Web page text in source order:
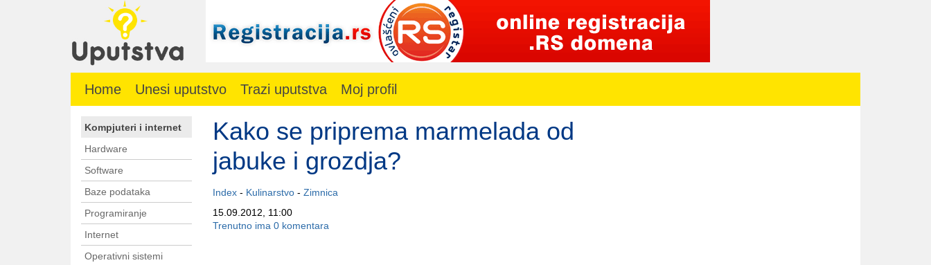
Home Unesi uputstvo Trazi uputstva Moj profil
Kako se priprema marmelada od
jabuke i grozdja?
Index - Kulinarstvo - Zimnica
15.09.2012, 11:00
Trenutno ima 0 komentara
Kompjuteri i internet
Hardware
Software
Baze podataka
Programiranje
Internet
Operativni sistemi